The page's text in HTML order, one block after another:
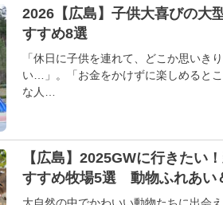
2026【広島】子供大喜びの大
すすめ8選
「休日に子供を連れて、どこか思いき
い…」。「お金をかけずに楽しめると
な人…
【広島】2025GWに行きたい
すすめ牧場5選 動物ふれあい